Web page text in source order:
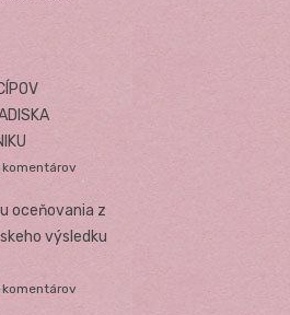
komentárov
oceňovania z
výsledku
komentárov